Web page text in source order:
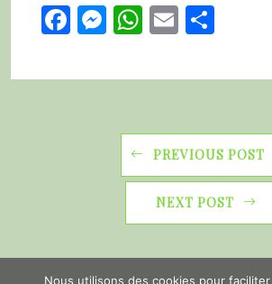
Facebook
Messenger
WhatsApp
Email
PREVIOUS POST
NEXT POST
Nous utilisons des cookies pour